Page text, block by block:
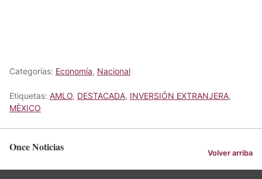
Categorías: Economía, Nacional
Etiquetas: AMLO, DESTACADA, INVERSIÓN EXTRANJERA,
MÈXICO
Once Noticias Volver arriba